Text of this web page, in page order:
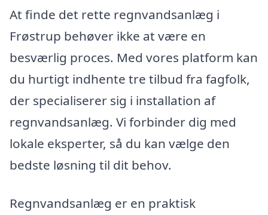
At finde det rette regnvandsanlæg i
Frøstrup behøver ikke at være en
besværlig proces. Med vores platform kan
du hurtigt indhente tre tilbud fra fagfolk,
der specialiserer sig i installation af
regnvandsanlæg. Vi forbinder dig med
lokale eksperter, så du kan vælge den
bedste løsning til dit behov.
Regnvandsanlæg er en praktisk